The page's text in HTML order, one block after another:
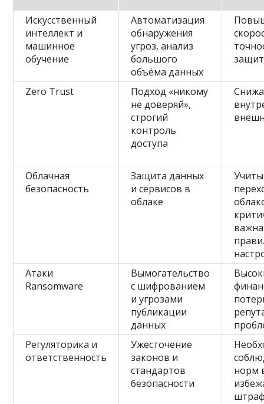
Искусственный
интеллект и
машинное
обучение
Автоматизация
обнаружения
угроз, анализ
большого
объёма данных
Zero Trust
Подход «никому
не доверяй»,
строгий
контроль
доступа
Облачная
безопасность
Защита данных
и сервисов в
облаке
важна
Атаки
Ransomware
Вымогательство
с шифрованием
и угрозами
публикации
данных
Регуляторика и
ответственность
Ужесточение
законов и
стандартов
безопасности
норм